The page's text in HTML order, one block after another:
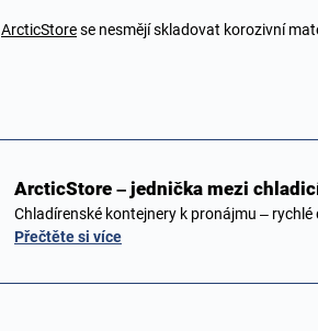
ArcticStorese nesmějí skladovat korozivní
ArcticStore – jednička mezi
Chladírenské kontejnery k pronájmu –
Přečtěte si více